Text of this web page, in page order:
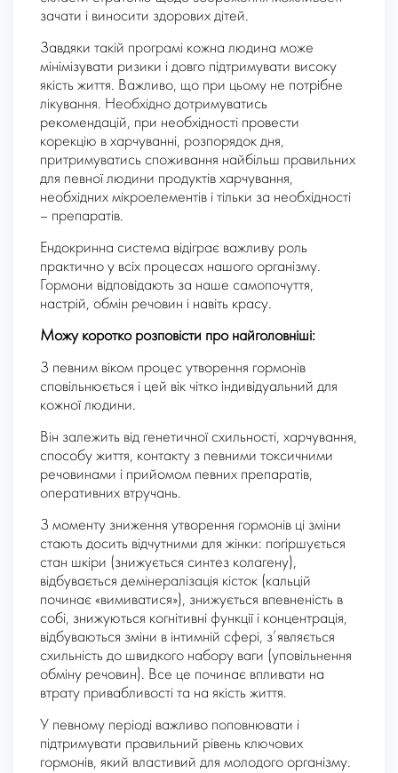
зачати і виносити здорових дітей.
Завдяки такій програмі кожна людина може
мінімізувати ризики і довго підтримувати високу
якість життя. Важливо, що при цьому не потрібне
лікування. Необхідно дотримуватись
рекомендацій, при необхідності провести
корекцію в харчуванні, розпорядок дня,
притримуватись споживання найбільш правильних
для певної людини продуктів харчування,
необхідних мікроелементів і тільки за необхідності
– препаратів.
Ендокринна система відіграє важливу роль
практично у всіх процесах нашого організму.
Гормони відповідають за наше самопочуття,
настрій, обмін речовин і навіть красу.
Можу коротко розповісти про найголовніші:
З певним віком процес утворення гормонів
сповільнюється і цей вік чітко індивідуальний для
кожної людини.
Він залежить від генетичної схильності, харчування,
способу життя, контакту з певними токсичними
речовинами і прийомом певних препаратів,
оперативних втручань.
З моменту зниження утворення гормонів ці зміни
стають досить відчутними для жінки: погіршується
стан шкіри (знижується синтез колагену),
відбувається демінералізація кісток (кальцій
починає «вимиватися»), знижується впевненість в
собі, знижуються когнітивні функції і концентрація,
відбуваються зміни в інтимній сфері, з’являється
схильність до швидкого набору ваги (уповільнення
обміну речовин). Все це починає впливати на
втрату привабливості та на якість життя.
У певному періоді важливо поповнювати і
підтримувати правильний рівень ключових
гормонів, який властивий для молодого організму.